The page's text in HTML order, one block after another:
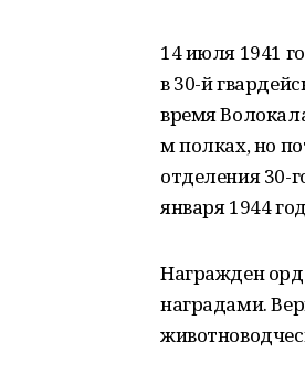
14 июля 1941
в 30-й
время
м полках, но
отделения 30-
января 1944
Награжден
наградами.